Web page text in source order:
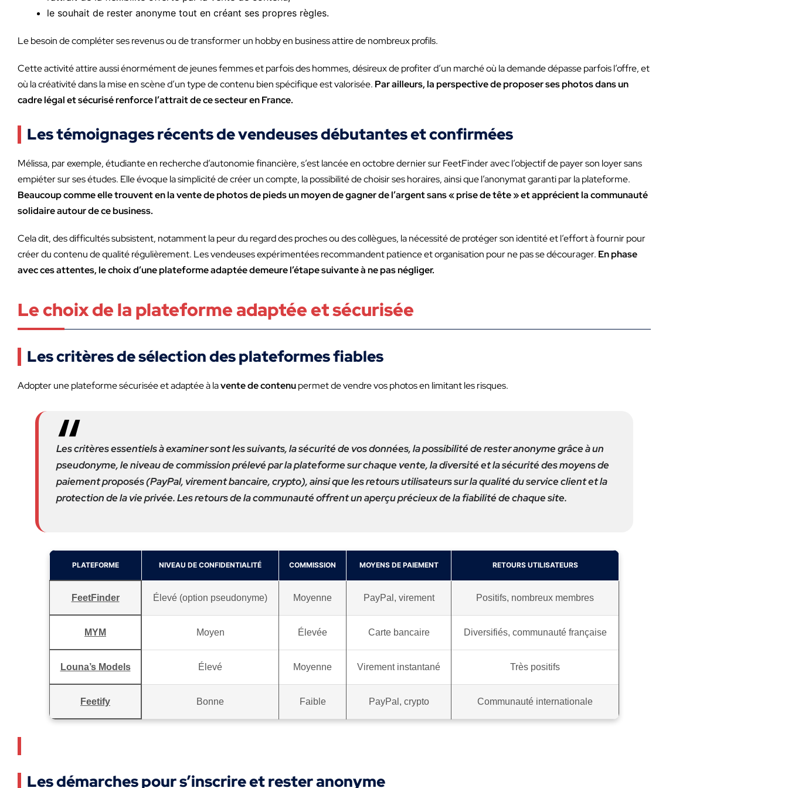
le souhait de rester anonyme tout en créant ses propres règles.
Le besoin de compléter ses revenus ou de transformer un hobby en business attire de nombreux profils.
Cette activité attire aussi énormément de jeunes femmes et parfois des hommes, désireux de profiter d’un marché où la demande dépasse parfois l’offre, et
où la créativité dans la mise en scène d’un type de contenu bien spécifique est valorisée. Par ailleurs, la perspective de proposer ses photos dans un
cadre légal et sécurisé renforce l’attrait de ce secteur en France.
Les témoignages récents de vendeuses débutantes et confirmées
Mélissa, par exemple, étudiante en recherche d’autonomie financière, s’est lancée en octobre dernier sur FeetFinder avec l’objectif de payer son loyer sans
empiéter sur ses études. Elle évoque la simplicité de créer un compte, la possibilité de choisir ses horaires, ainsi que l’anonymat garanti par la plateforme.
Beaucoup comme elle trouvent en la vente de photos de pieds un moyen de gagner de l’argent sans « prise de tête » et apprécient la communauté
solidaire autour de ce business.
Cela dit, des difficultés subsistent, notamment la peur du regard des proches ou des collègues, la nécessité de protéger son identité et l’effort à fournir pour
créer du contenu de qualité régulièrement. Les vendeuses expérimentées recommandent patience et organisation pour ne pas se décourager. En phase
avec ces attentes, le choix d’une plateforme adaptée demeure l’étape suivante à ne pas négliger.
Le choix de la plateforme adaptée et sécurisée
Les critères de sélection des plateformes fiables
Adopter une plateforme sécurisée et adaptée à lavente de contenupermet de vendre vos photos en limitant les risques.
Les critères essentiels à examiner sont les suivants, la sécurité de vos données, la possibilité de rester anonyme grâce à un
pseudonyme, le niveau de commission prélevé par la plateforme sur chaque vente, la diversité et la sécurité des moyens de
paiement proposés (PayPal, virement bancaire, crypto), ainsi que les retours utilisateurs sur la qualité du service client et la
protection de la vie privée. Les retours de la communauté offrent un aperçu précieux de la fiabilité de chaque site.
PLATEFORME NIVEAU DE CONFIDENTIALITÉ COMMISSION MOYENS DE PAIEMENT RETOURS UTILISATEURS
FeetFinder Élevé (option pseudonyme) Moyenne PayPal, virement Positifs, nombreux membres
MYM Moyen Élevée Carte bancaire Diversifiés, communauté française
Louna’s Models Élevé Moyenne Virement instantané Très positifs
Feetify Bonne Faible PayPal, crypto Communauté internationale
Les démarches pour s’inscrire et rester anonyme